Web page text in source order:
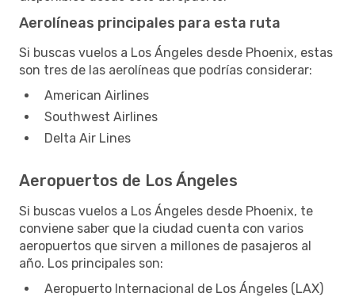
Aerolíneas principales para esta ruta
Si buscas vuelos a Los Ángeles desde Phoenix, estas
son tres de las aerolíneas que podrías considerar:
American Airlines
Southwest Airlines
Delta Air Lines
Aeropuertos de Los Ángeles
Si buscas vuelos a Los Ángeles desde Phoenix, te
conviene saber que la ciudad cuenta con varios
aeropuertos que sirven a millones de pasajeros al
año. Los principales son:
Aeropuerto Internacional de Los Ángeles (LAX)